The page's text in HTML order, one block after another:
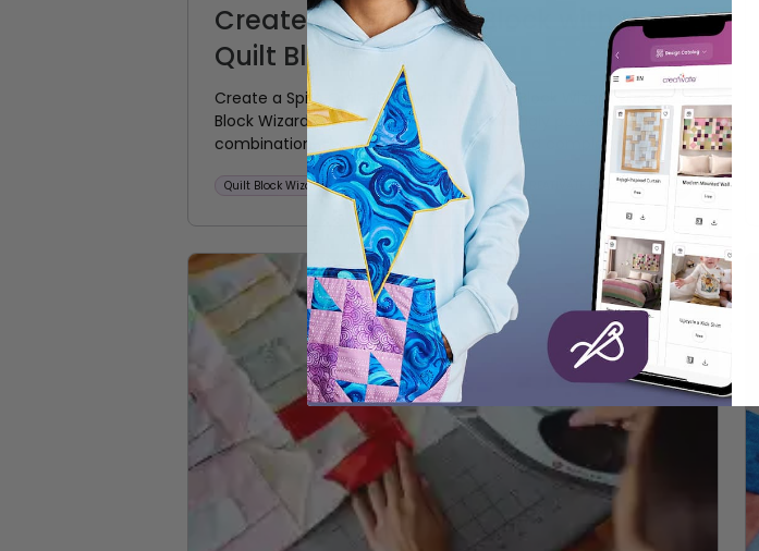
Create a Spiro Quilt Block with the
Quilt Block...
Create a Spiro Quilt Block with the Quilt Block Wizard The Quilt
Block Wizard and Spiro tool are a surprisingly powerful
combination. The result looks intricate and complex — but...
Quilt Block Wizard Spiro CREATIVATE Educazione